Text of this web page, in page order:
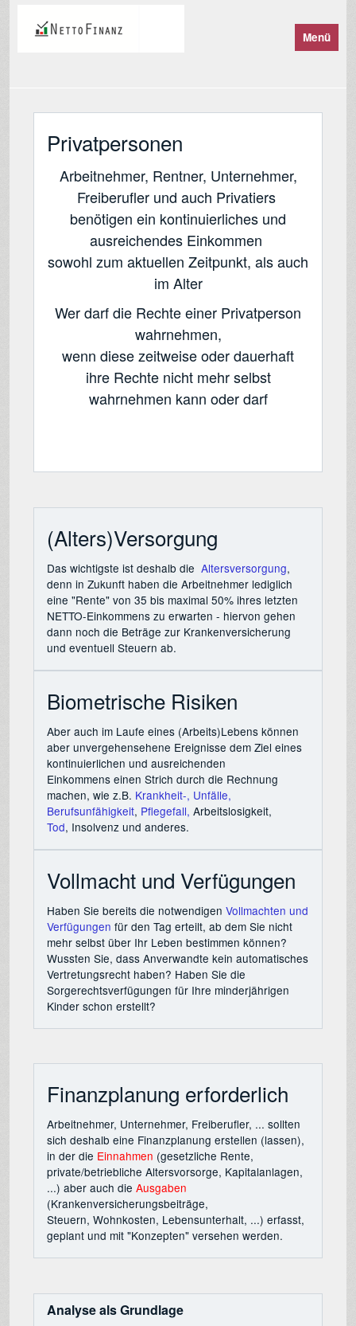
Menü
Privatpersonen
Arbeitnehmer, Rentner, Unternehmer,
Freiberufler und auch Privatiers
benötigen ein kontinuierliches und
ausreichendes Einkommen
sowohl zum aktuellen Zeitpunkt, als auch
im Alter
Wer darf die Rechte einer Privatperson
wahrnehmen,
wenn diese zeitweise oder dauerhaft
ihre Rechte nicht mehr selbst
wahrnehmen kann oder darf
(Alters)Versorgung
Das wichtigste ist deshalb die Altersversorgung,
denn in Zukunft haben die Arbeitnehmer lediglich
eine "Rente" von 35 bis maximal 50% ihres letzten
NETTO-Einkommens zu erwarten - hiervon gehen
dann noch die Beträge zur Krankenversicherung
und eventuell Steuern ab.
Biometrische Risiken
Aber auch im Laufe eines (Arbeits)Lebens können
aber unvergehensehene Ereignisse dem Ziel eines
kontinuierlichen und ausreichenden
Einkommens einen Strich durch die Rechnung
machen, wie z.B. Krankheit-, Unfälle,
Berufsunfähigkeit, Pflegefall, Arbeitslosigkeit,
Tod, Insolvenz und anderes.
Vollmacht und Verfügungen
Haben Sie bereits die notwendigen Vollmachten und
Verfügungen für den Tag erteilt, ab dem Sie nicht
mehr selbst über Ihr Leben bestimmen können?
Wussten Sie, dass Anverwandte kein automatisches
Vertretungsrecht haben? Haben Sie die
Sorgerechtsverfügungen für Ihre minderjährigen
Kinder schon erstellt?
Finanzplanung erforderlich
Arbeitnehmer, Unternehmer, Freiberufler, ... sollten
sich deshalb eine Finanzplanung erstellen (lassen),
in der die Einnahmen (gesetzliche Rente,
private/betriebliche Altersvorsorge, Kapitalanlagen,
...) aber auch die Ausgaben
(Krankenversicherungsbeiträge,
Steuern, Wohnkosten, Lebensunterhalt, ...) erfasst,
geplant und mit "Konzepten" versehen werden.
Analyse als Grundlage